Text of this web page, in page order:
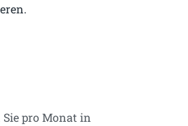
pro Monat in